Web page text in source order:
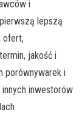
i
lepszą
ofert,
jakość i
porównywarek i
innych inwestorów